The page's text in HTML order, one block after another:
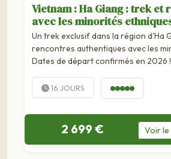
Vietnam : Ha Giang : trek et
avec les minorités
Un trek exclusif dans la région d'Ha
rencontres authentiques avec les
Dates de départ confirmés en 2026 !
16 JOURS
2 699 € Voirle